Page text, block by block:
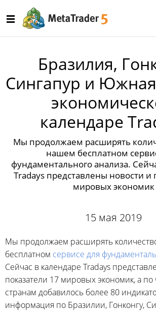
Бразилия,
Сингапур и
календаре
Мы продолжаем расширять
нашем бесплатном
фундаментального анализа.
Tradays представлены новости и
мировых экономик
15 мая 2019
Мы продолжаем расширять
бесплатном сервисе для
Сейчас в календаре Tradays
показатели 17 мировых экономик, а
странам добавилось более 80
информация по Бразилии, Гонконгу,